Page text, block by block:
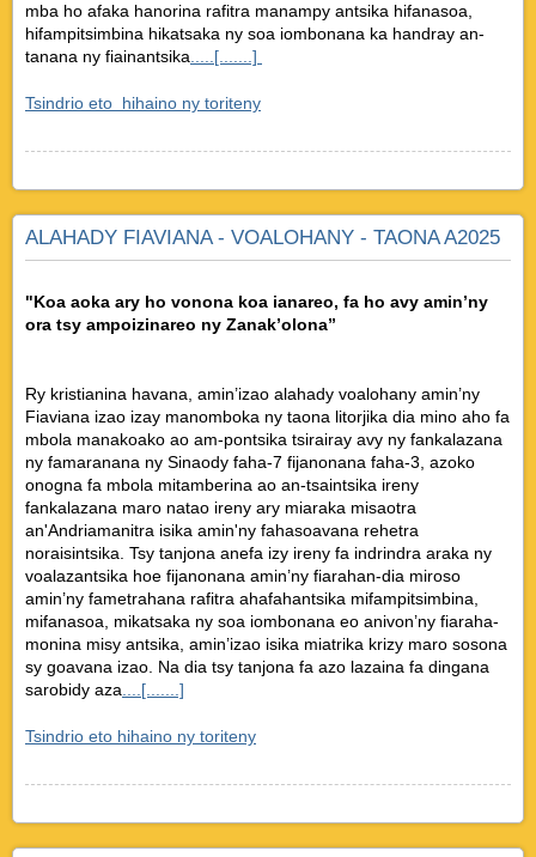
mba ho afaka hanorina rafitra manampy antsika hifanasoa,
hifampitsimbina hikatsaka ny soa iombonana ka handray an-
tanana ny fiainantsika .....[.......]
Tsindrio eto hihaino ny toriteny
ALAHADY FIAVIANA - VOALOHANY - TAONA A2025
"Koa aoka ary ho vonona koa ianareo, fa ho avy amin’ny
ora tsy ampoizinareo ny Zanak’olona”
Ry kristianina havana, amin’izao alahady voalohany amin’ny
Fiaviana izao izay manomboka ny taona litorjika dia mino aho fa
mbola manakoako ao am-pontsika tsirairay avy ny fankalazana
ny famaranana ny Sinaody faha-7 fijanonana faha-3, azoko
onogna fa mbola mitamberina ao an-tsaintsika ireny
fankalazana maro natao ireny ary miaraka misaotra
an'Andriamanitra isika amin'ny fahasoavana rehetra
noraisintsika. Tsy tanjona anefa izy ireny fa indrindra araka ny
voalazantsika hoe fijanonana amin’ny fiarahan-dia miroso
amin’ny fametrahana rafitra ahafahantsika mifampitsimbina,
mifanasoa, mikatsaka ny soa iombonana eo anivon’ny fiaraha-
monina misy antsika, amin’izao isika miatrika krizy maro sosona
sy goavana izao. Na dia tsy tanjona fa azo lazaina fa dingana
sarobidy aza ....[.......]
Tsindrio eto hihaino ny toriteny